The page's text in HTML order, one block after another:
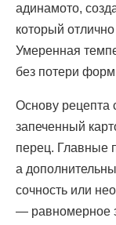
адинамото,
который
Умеренная
без потери
Основу рецепта
запеченный
перец. Главные
а
сочность или
— равномерное